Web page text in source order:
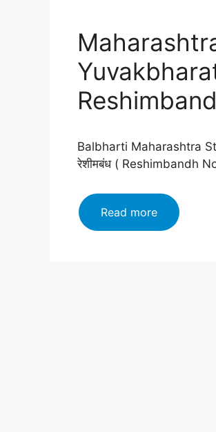
Balbharti Maharashtra
रेशीमबंध ( Reshimbandh
Read moreMaharashtra
Board